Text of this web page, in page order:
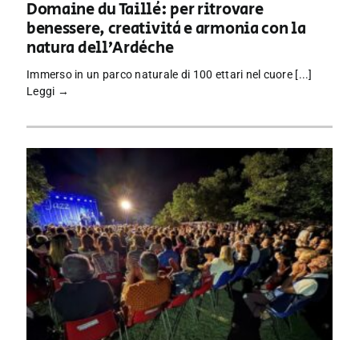
Domaine du Taillé: per ritrovare
benessere, creatività e armonia con la
natura dell’Ardèche
Immerso in un parco naturale di 100 ettari nel cuore [...]
Leggi →